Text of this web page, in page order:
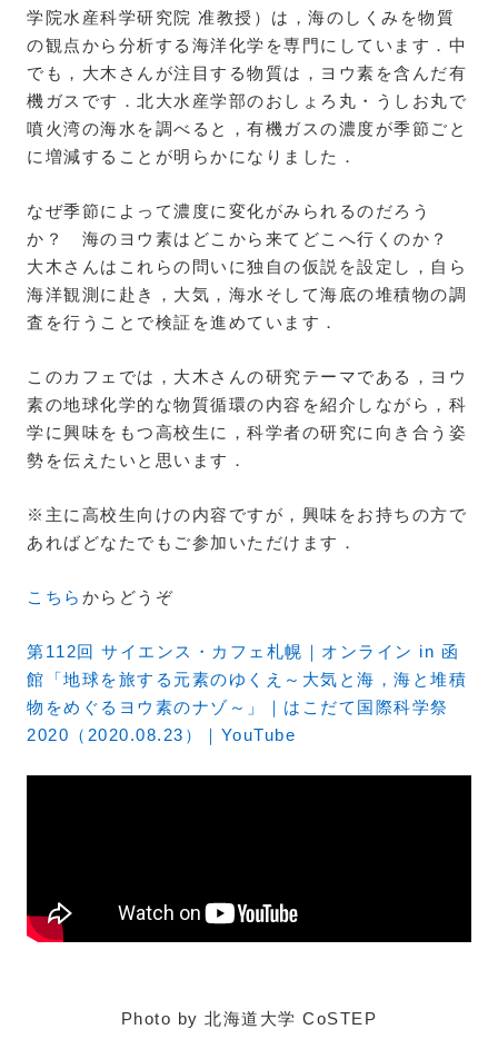
学院水産科学研究院 准教授）は，海のしくみを物質
の観点から分析する海洋化学を専門にしています．中
でも，大木さんが注目する物質は，ヨウ素を含んだ有
機ガスです．北大水産学部のおしょろ丸・うしお丸で
噴火湾の海水を調べると，有機ガスの濃度が季節ごと
に増減することが明らかになりました．
なぜ季節によって濃度に変化がみられるのだろう
か？ 海のヨウ素はどこから来てどこへ行くのか？
大木さんはこれらの問いに独自の仮説を設定し，自ら
海洋観測に赴き，大気，海水そして海底の堆積物の調
査を行うことで検証を進めています．
このカフェでは，大木さんの研究テーマである，ヨウ
素の地球化学的な物質循環の内容を紹介しながら，科
学に興味をもつ高校生に，科学者の研究に向き合う姿
勢を伝えたいと思います．
※主に高校生向けの内容ですが，興味をお持ちの方で
あればどなたでもご参加いただけます．
こちら からどうぞ
第112回 サイエンス・カフェ札幌｜オンライン in 函
館「地球を旅する元素のゆくえ～大気と海，海と堆積
物をめぐるヨウ素のナゾ～」｜はこだて国際科学祭
2020（2020.08.23）｜YouTube
Photo by 北海道大学 CoSTEP